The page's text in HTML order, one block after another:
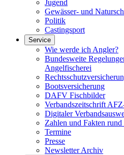
Jugend
Gewässer- und
Politik
Castingsport
Service
Wie werde ich Angler?
Bundesweite
Angelfischerei
Bootsversicherung
DAFV Fischbilder
Verbandszeitschrift
Digitaler
Zahlen und Fakten
Termine
Presse
Newsletter Archiv